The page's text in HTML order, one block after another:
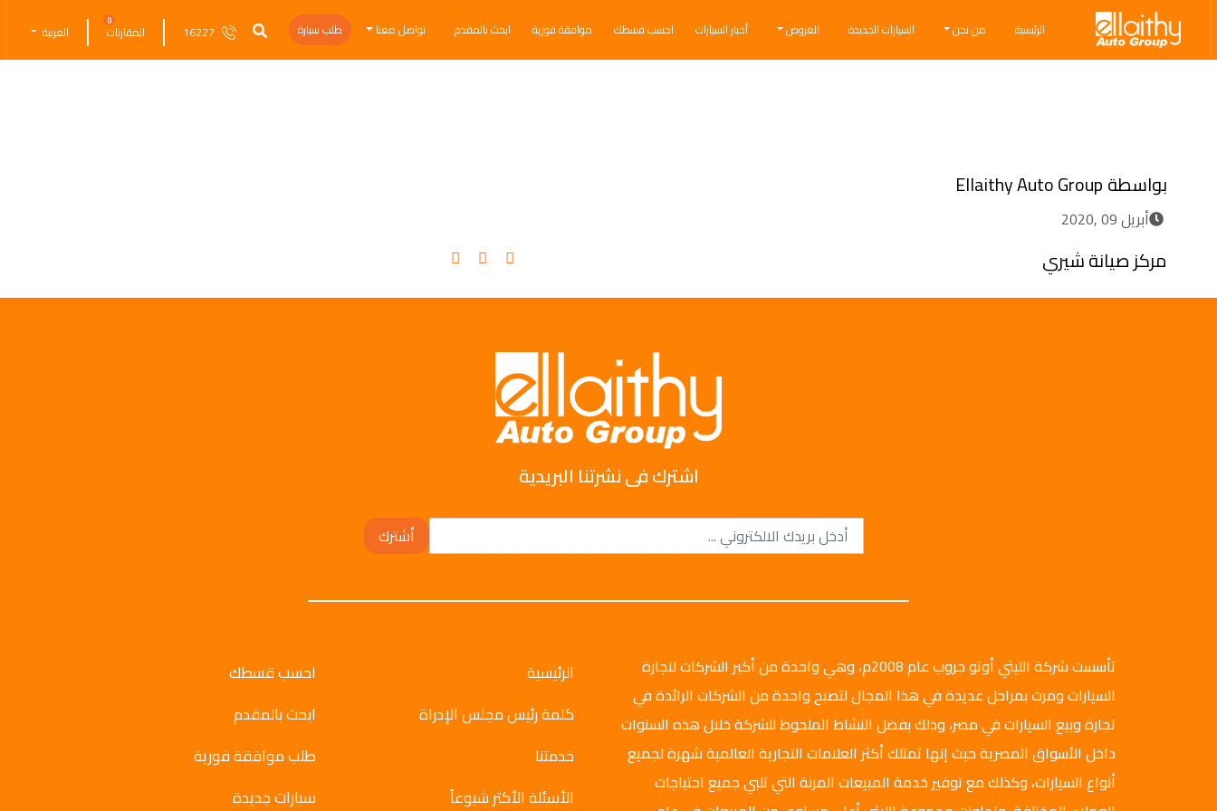
Ellaithy Auto Group
Breadcrumb navigation
الرئيسية من نحن السيارات الجديدة العروض أخبار السيارات احسب قسطك موافقة فورية ابحث بالمقدم تواصل معنا طلب سيارة 16227 المقارنات
0
العربية
بواسطةEllaithy Auto Group
أبريل 09 ,2020
مركز صيانة شيري
اشترك فى نشرتنا البريدية
أشترك
تأسست شركة الليثي أوتو جروب عام 2008م، وهي واحدة من أكبر الشركات لتجارة
السيارات ومرت بمراحل عديدة في هذا المجال لتصبح واحدة من الشركات الرائدة في
تجارة وبيع السيارات في مصر، وذلك بفضل النشاط الملحوظ للشركة خلال هذه السنوات
داخل الأسواق المصرية حيث إنها تمتلك أكثر العلامات التجارية العالمية شهرة لجميع
أنواع السيارات، وكذلك مع توفير خدمة المبيعات المرنة التي تلبي جميع احتياجات
الرئيسية
كلمة رئيس مجلس الإدراة
خدمتنا
الأسئلة الأكثر شيوعاً
احسب قسطك
ابحث بالمقدم
طلب موافقة فورية
سيارات جديدة